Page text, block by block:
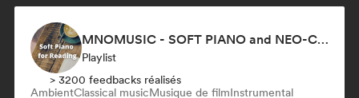
MNOMUSIC - SOFT PIANO and NEO-CLASSICAL
Playlist
> 3200 feedbacks réalisés
AmbientClassical musicMusique de filmInstrumental